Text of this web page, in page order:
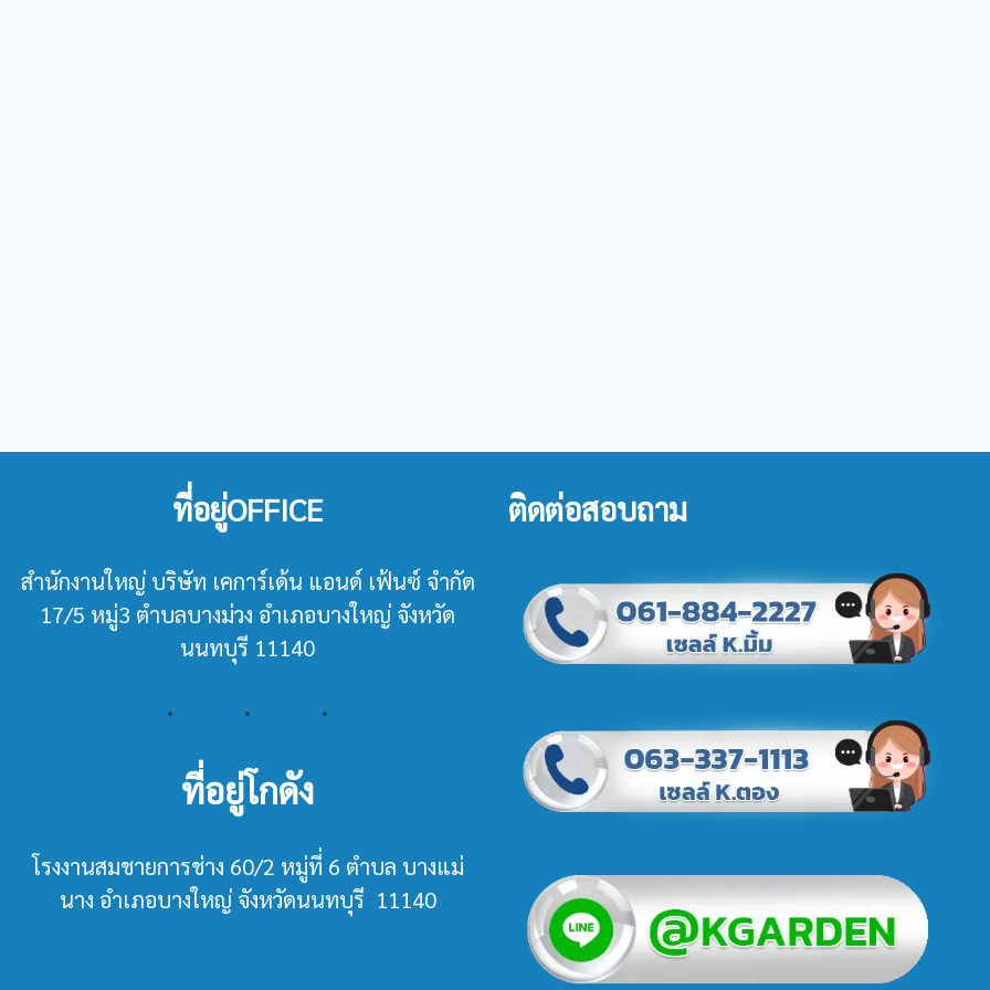
ที่อยู่OFFICE
สำนักงานใหญ่ บริษัท เคการ์เด้น แอนด์ เฟ้นซ์ จำกัด
17/5 หมู่3 ตำบลบางม่วง อำเภอบางใหญ่ จังหวัด
นนทบุรี 11140
ที่อยู่โกดัง
โรงงานสมชายการช่าง 60/2 หมู่ที่ 6 ตำบล บางแม่
นาง อำเภอบางใหญ่ จังหวัดนนทบุรี 11140
ติดต่อสอบถาม